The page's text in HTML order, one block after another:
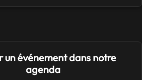
Dimanche 18 octobre 2026
un événement dans notre
agenda